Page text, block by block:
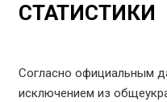
СТАТИСТИКИ
Согласно официальным
исключением из